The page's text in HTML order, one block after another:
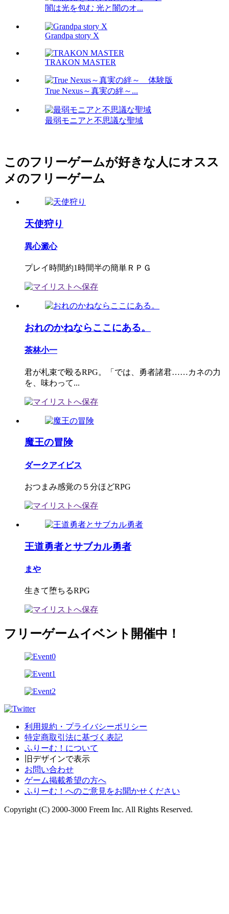
闇は光を包む 光と闇のオ...
Grandpa story X
TRAKON MASTER
True Nexus～真実の絆～...
最弱モニアと不思議な聖域
このフリーゲームが好きな人にオスス
メのフリーゲーム
天使狩り
異心澱心
プレイ時間約1時間半の簡単ＲＰＧ
おれのかねならここにある。
茶林小一
君が札束で殴るRPG。「では、勇者諸君……カネの力
を、味わって...
魔王の冒険
ダークアイビス
おつまみ感覚の５分ほどRPG
王道勇者とサブカル勇者
まや
生きて堕ちるRPG
フリーゲームイベント開催中！
利用規約・プライバシーポリシー
特定商取引法に基づく表記
ふりーむ！について
旧デザインで表示
お問い合わせ
ゲーム掲載希望の方へ
ふりーむ！へのご意見をお聞かせください
Copyright (C) 2000-3000 Freem Inc. All Rights Reserved.